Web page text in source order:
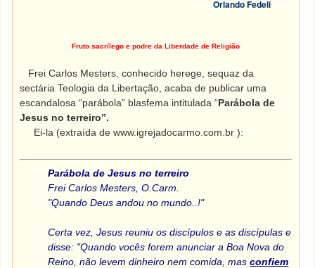
Orlando Fedeli
Fruto sacrílego e podre da Liberdade de Religião
Frei Carlos Mesters, conhecido herege, sequaz da
sectária Teologia da Libertação, acaba de publicar uma
escandalosa “parábola” blasfema intitulada “Parábola de
Jesus no terreiro”.
Ei-la (extraída de www.igrejadocarmo.com.br ):
Parábola de Jesus no terreiro
Frei Carlos Mesters , O.Carm.
"Quando Deus andou no mundo..!"
Certa vez, Jesus reuniu os discípulos e asdiscípulas e
disse: "Quando vocês forem anunciar a Boa Nova do
Reino, não levem dinheiro nem comida, masconfiem